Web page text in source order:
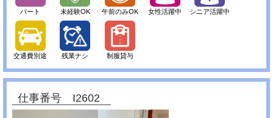
パート 未経験OK 午前のみOK 女性活躍中 シニア活躍中
交通費別途 残業ナシ 制服貸与
仕事番号 I2602